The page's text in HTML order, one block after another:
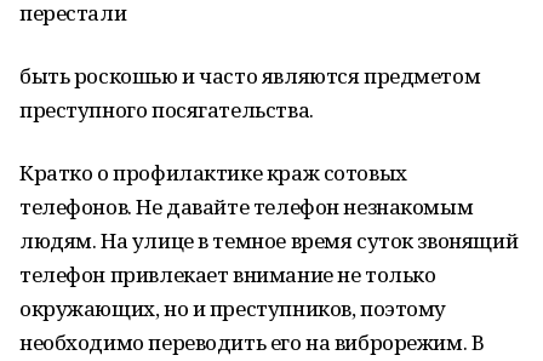
перестали
быть роскошью и часто являются предметом
преступного посягательства.
Кратко о профилактике краж сотовых
телефонов. Не давайте телефон незнакомым
людям. На улице в темное время суток звонящий
телефон привлекает внимание не только
окружающих, но и преступников, поэтому
необходимо переводить его на виброрежим. В